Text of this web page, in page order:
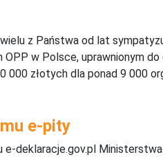
z Państwa od lat
w Polsce, uprawnionym
000 złotych dla ponad 9 000
e-pity
deklaracje.gov.pl